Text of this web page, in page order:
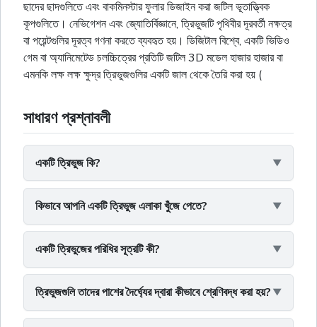
ছাদের ছাদগুলিতে এবং বাকমিনস্টার ফুলার ডিজাইন করা জটিল ভূতাত্ত্বিক
কূপগুলিতে। নেভিগেশন এবং জ্যোতির্বিজ্ঞানে, ত্রিভুজটি পৃথিবীর দূরবর্তী নক্ষত্র
বা পয়েন্টগুলির দূরত্ব গণনা করতে ব্যবহৃত হয়। ডিজিটাল বিশ্বে, একটি ভিডিও
গেম বা অ্যানিমেটেড চলচ্চিত্রের প্রতিটি জটিল 3D মডেল হাজার হাজার বা
এমনকি লক্ষ লক্ষ ক্ষুদ্র ত্রিভুজগুলির একটি জাল থেকে তৈরি করা হয় (
সাধারণ প্রশ্নাবলী
একটি ত্রিভুজ কি?
কিভাবে আপনি একটি ত্রিভুজ এলাকা খুঁজে পেতে?
একটি ত্রিভুজের পরিধির সূত্রটি কী?
ত্রিভুজগুলি তাদের পাশের দৈর্ঘ্যের দ্বারা কীভাবে শ্রেণিবদ্ধ করা হয়?